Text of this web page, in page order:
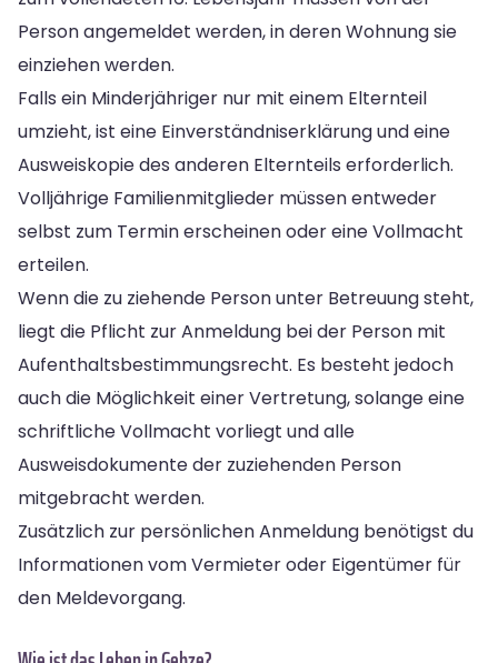
Person angemeldet werden, in deren Wohnung sie
einziehen werden.
Falls ein Minderjähriger nur mit einem Elternteil
umzieht, ist eine Einverständniserklärung und eine
Ausweiskopie des anderen Elternteils erforderlich.
Volljährige Familienmitglieder müssen entweder
selbst zum Termin erscheinen oder eine Vollmacht
erteilen.
Wenn die zu ziehende Person unter Betreuung steht,
liegt die Pflicht zur Anmeldung bei der Person mit
Aufenthaltsbestimmungsrecht. Es besteht jedoch
auch die Möglichkeit einer Vertretung, solange eine
schriftliche Vollmacht vorliegt und alle
Ausweisdokumente der zuziehenden Person
mitgebracht werden.
Zusätzlich zur persönlichen Anmeldung benötigst du
Informationen vom Vermieter oder Eigentümer für
den Meldevorgang.